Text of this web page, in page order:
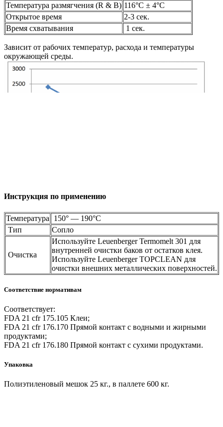
Температура размягчения (R & B) 116°C ± 4°C
Открытое время
2-3 сек.
Время схватывания
1 сек.
Зависит от рабочих температур, расхода и температуры
окружающей среды.
Инструкция по применению
Температура
150° — 190°C
Тип
Сопло
Очистка
Используйте Leuenberger Termomelt 301 для
внутренней очистки баков от остатков клея.
Используйте Leuenberger TOPCLEAN для
очистки внешних металлических поверхностей.
Соответствие нормативам
Соответствует:
FDA 21 cfr 175.105 Клеи;
FDA 21 cfr 176.170 Прямой контакт с водными и жирными
продуктами;
FDA 21 cfr 176.180 Прямой контакт с сухими продуктами.
Упаковка
Полиэтиленовый мешок 25 кг., в паллете 600 кг.